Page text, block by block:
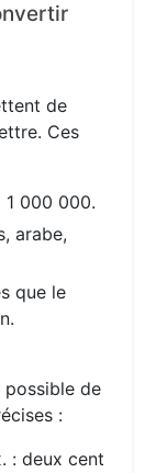
de
Ces
1 000 000.
arabe,
que le
possible de
:
: deux cent